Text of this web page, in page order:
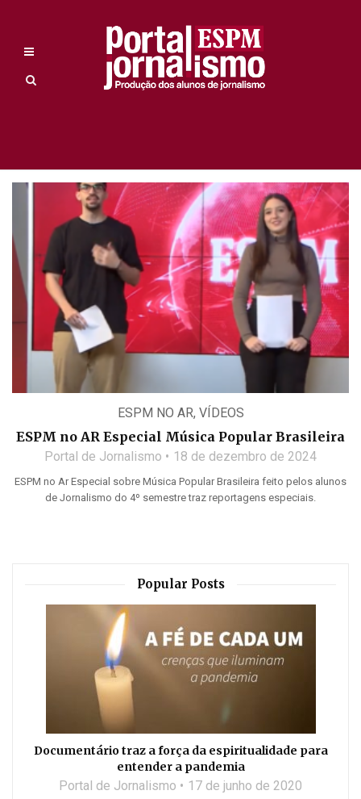
ESPM NO AR, VÍDEOS
ESPM no AR Especial Música Popular Brasileira
Portal de Jornalismo 18 de dezembro de 2024
ESPM no Ar Especial sobre Música Popular Brasileira feito pelos alunos
de Jornalismo do 4º semestre traz reportagens especiais.
Popular Posts
Documentário traz a força da espiritualidade para
entender a pandemia
Portal de Jornalismo 17 de junho de 2020